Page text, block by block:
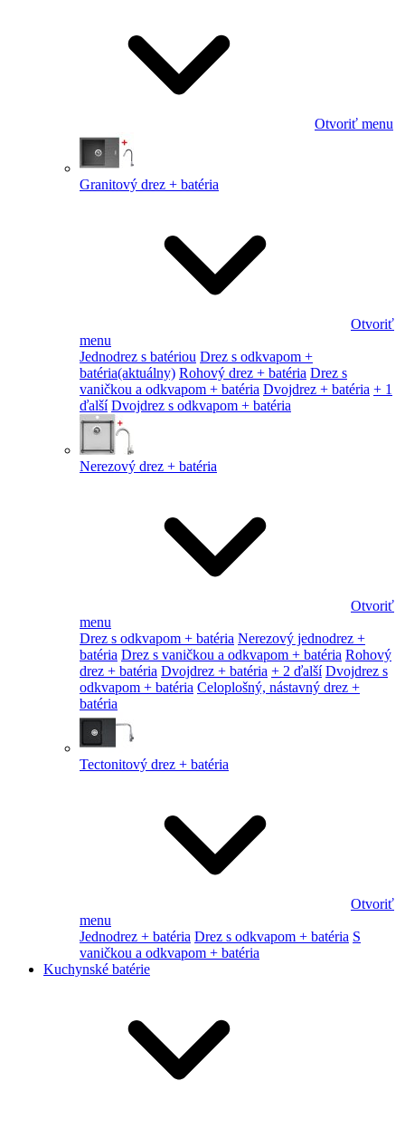
Otvoriť menu
Granitový drez + batéria
Otvoriť
menu
Jednodrez s batériou Drez s odkvapom +
batéria(aktuálny) Rohový drez + batéria Drez s
vaničkou a odkvapom + batéria Dvojdrez + batéria + 1
ďalší Dvojdrez s odkvapom + batéria
Nerezový drez + batéria
Otvoriť
menu
Drez s odkvapom + batéria Nerezový jednodrez +
batéria Drez s vaničkou a odkvapom + batéria Rohový
drez + batéria Dvojdrez + batéria + 2 ďalší Dvojdrez s
odkvapom + batéria Celoplošný, nástavný drez +
batéria
Tectonitový drez + batéria
Otvoriť
menu
Jednodrez + batéria Drez s odkvapom + batéria S
vaničkou a odkvapom + batéria
Kuchynské batérie